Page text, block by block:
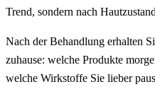
Trend, sondern nach
Nach der Behandlung erhalten
zuhause: welche Produkte
welche Wirkstoffe Sie lieber